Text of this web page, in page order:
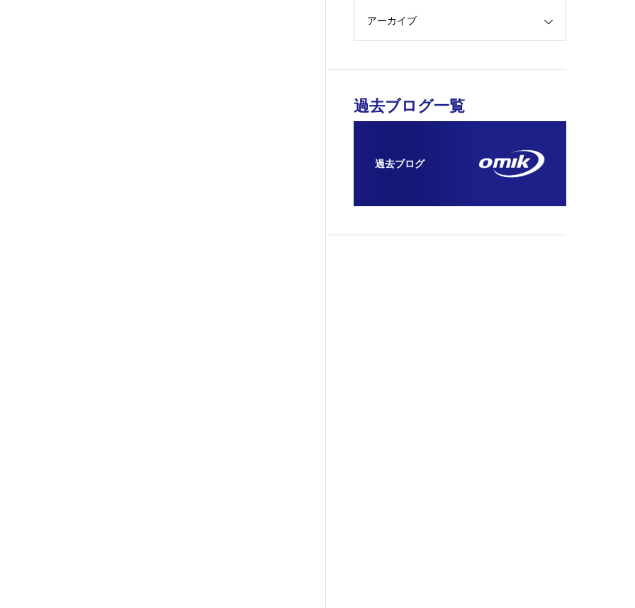
アーカイブ
過去ブログ一覧
過去ブログ